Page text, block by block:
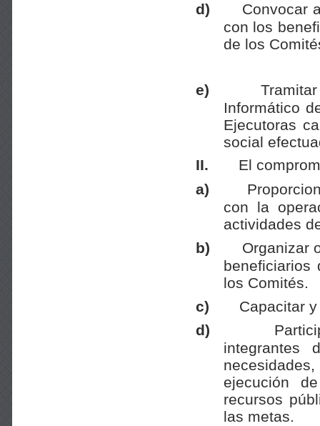
d)
Convocar
con los
de los
e)
Informático
Ejecutoras
social
II.
El
a)
con la
actividades
b)
Organizar
beneficiarios
los Comités.
c)
Capacitar
d)
integrantes
ejecución
recursos
las metas.